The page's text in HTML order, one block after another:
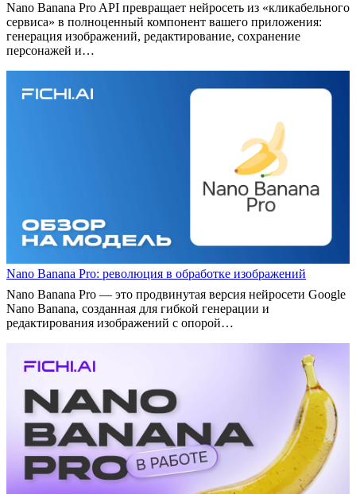
Nano Banana Pro API превращает нейросеть из «кликабельного
сервиса» в полноценный компонент вашего приложения:
генерация изображений, редактирование, сохранение
персонажей и…
Nano Banana Pro: революция в обработке изображений
Nano Banana Pro — это продвинутая версия нейросети Google
Nano Banana, созданная для гибкой генерации и
редактирования изображений с опорой…